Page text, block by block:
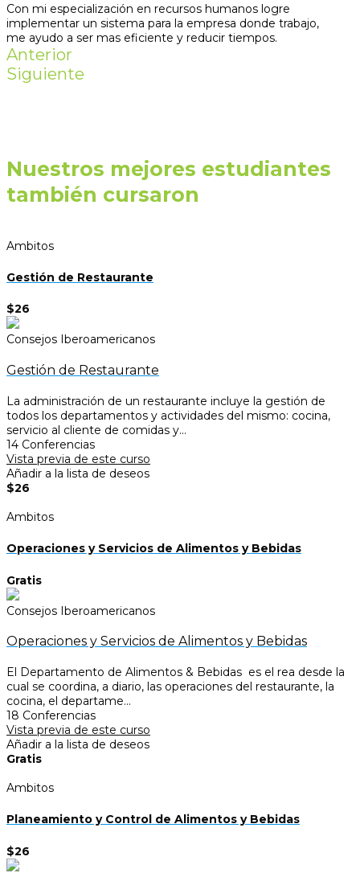
Con mi especialización en recursos humanos logre
implementar un sistema para la empresa donde trabajo,
me ayudo a ser mas eficiente y reducir tiempos.
Anterior
Siguiente
Nuestros mejores estudiantes
también cursaron
Ambitos
Gestión de Restaurante
$26
Consejos Iberoamericanos
Gestión de Restaurante
La administración de un restaurante incluye la gestión de
todos los departamentos y actividades del mismo: cocina,
servicio al cliente de comidas y...
14 Conferencias
Vista previa de este curso
Añadir a la lista de deseos
$26
Ambitos
Operaciones y Servicios de Alimentos y Bebidas
Gratis
Consejos Iberoamericanos
Operaciones y Servicios de Alimentos y Bebidas
El Departamento de Alimentos & Bebidas es el rea desde la
cual se coordina, a diario, las operaciones del restaurante, la
cocina, el departame...
18 Conferencias
Vista previa de este curso
Añadir a la lista de deseos
Gratis
Ambitos
Planeamiento y Control de Alimentos y Bebidas
$26